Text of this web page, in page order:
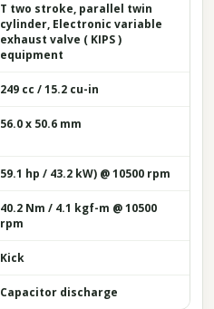
T two stroke, parallel twin
cylinder, Electronic variable
exhaust valve ( KIPS )
equipment
249 cc / 15.2 cu-in
56.0 x 50.6 mm
59.1 hp / 43.2 kW) @ 10500 rpm
40.2 Nm / 4.1 kgf-m @ 10500
rpm
Kick
Capacitor discharge